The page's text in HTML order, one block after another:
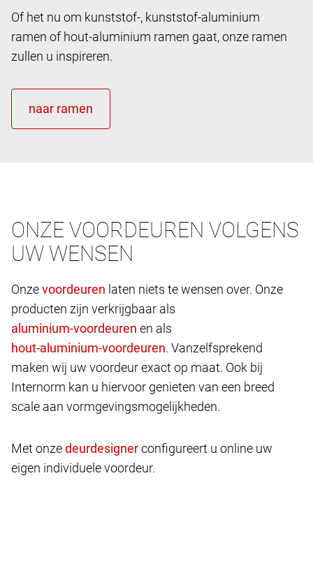
Of het nu om kunststof-, kunststof-aluminium
ramen of hout-aluminium ramen gaat, onze ramen
zullen u inspireren.
ONZE VOORDEUREN VOLGENS
UW WENSEN
Onze
laten niets te wensen over. Onze
producten zijn verkrijgbaar als
en als
. Vanzelfsprekend
maken wij uw voordeur exact op maat. Ook bij
Internorm kan u hiervoor genieten van een breed
scale aan vormgevingsmogelijkheden.
Met onze
configureert u online uw
eigen individuele voordeur.